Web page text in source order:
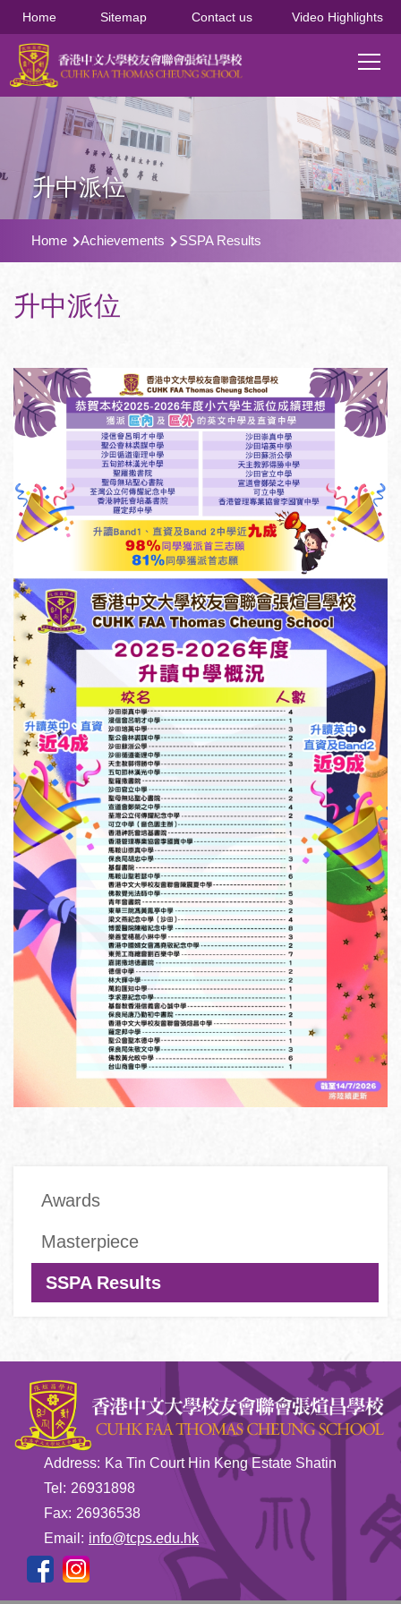
移至主內容
Home Sitemap Contact us Video Highlights
Main
升中派位
導
航
連
結
Home Achievements SSPA Results
升中派位
navigation
Awards
Masterpiece
SSPA Results
Address: Ka Tin Court Hin Keng Estate Shatin
Tel: 26931898
Fax: 26936538
Email: info@tcps.edu.hk